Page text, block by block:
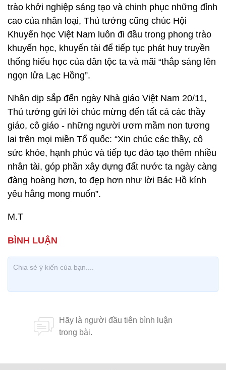
trào khởi nghiệp sáng tạo và chinh phục những đỉnh
cao của nhân loại, Thủ tướng cũng chúc Hội
Khuyến học Việt Nam luôn đi đầu trong phong trào
khuyến học, khuyến tài để tiếp tục phát huy truyền
thống hiếu học của dân tộc ta và mãi “thắp sáng lên
ngọn lửa Lạc Hồng”.
Nhân dịp sắp đến ngày Nhà giáo Việt Nam 20/11,
Thủ tướng gửi lời chúc mừng đến tất cả các thầy
giáo, cô giáo - những người ươm mầm non tương
lai trên mọi miền Tổ quốc: “Xin chúc các thầy, cô
sức khỏe, hạnh phúc và tiếp tục đào tạo thêm nhiều
nhân tài, góp phần xây dựng đất nước ta ngày càng
đàng hoàng hơn, to đẹp hơn như lời Bác Hồ kính
yêu hằng mong muốn”.
M.T